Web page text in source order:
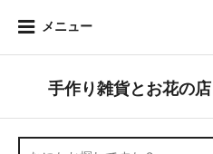
メニュー
手作り雑貨とお花の店